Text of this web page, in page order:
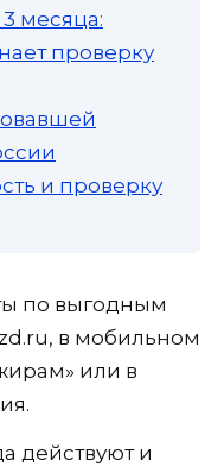
месяца:
проверку
и проверку
по выгодным
в мобильном
или в
действуют и